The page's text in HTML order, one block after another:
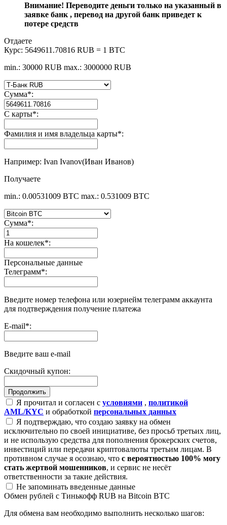
Внимание! Переводите деньги только на указанный в
заявке банк , перевод на другой банк приведет к
потере средств
Отдаете
Курс: 5649611.70816 RUB = 1 BTC
min.: 30000 RUB max.: 3000000 RUB
Сумма*:
С карты*:
Фамилия и имя владельца карты*:
Например: Ivan Ivanov(Иван Иванов)
Получаете
min.: 0.00531009 BTC max.: 0.531009 BTC
Сумма*:
На кошелек*:
Персональные данные
Телеграмм*:
Введите номер телефона или юзернейм телеграмм аккаунта
для подтверждения получение платежа
E-mail*:
Введите ваш e-mail
Скидочный купон:
Я прочитал и согласен с условиями , политикой
AML/KYC и обработкой персональных данных
Я подтверждаю, что создаю заявку на обмен
исключительно по своей инициативе, без просьб третьих лиц,
и не использую средства для пополнения брокерских счетов,
инвестиций или передачи криптовалюты третьим лицам. В
противном случае я осознаю, что с вероятностью 100% могу
стать жертвой мошенников, и сервис не несёт
ответственности за такие действия.
Не запоминать введенные данные
Обмен рублей с Тинькофф RUB на Bitcoin BTC
Для обмена вам необходимо выполнить несколько шагов: